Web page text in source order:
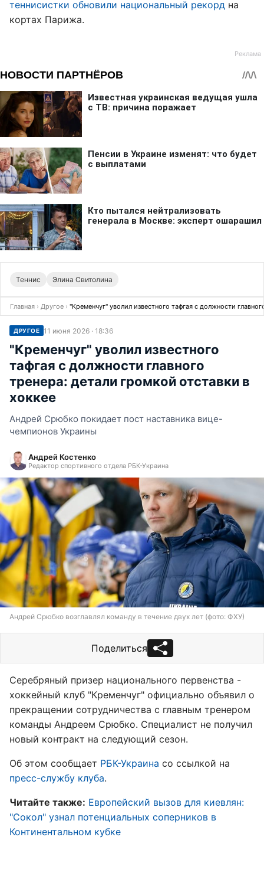
теннисистки обновили национальный рекорд на
кортах Парижа.
Теннис Элина Свитолина
Главная › Другое › "Кременчуг" уволил известного тафгая с должности
ДРУГОЕ 11 июня 2026 · 18:36
"Кременчуг" уволил известного
тафгая с должности главного
тренера: детали громкой отставки в
хоккее
Андрей Срюбко покидает пост наставника вице-
чемпионов Украины
Андрей Костенко
Редактор спортивного отдела РБК-Украина
Андрей Срюбко возглавлял команду в течение двух лет (фото: ФХУ)
Поделиться
Серебряный призер национального первенства -
хоккейный клуб "Кременчуг" официально объявил о
прекращении сотрудничества с главным тренером
команды Андреем Срюбко. Специалист не получил
новый контракт на следующий сезон.
Об этом сообщает РБК-Украина со ссылкой на
пресс-службу клуба.
Читайте также: Европейский вызов для киевлян:
"Сокол" узнал потенциальных соперников в
Континентальном кубке